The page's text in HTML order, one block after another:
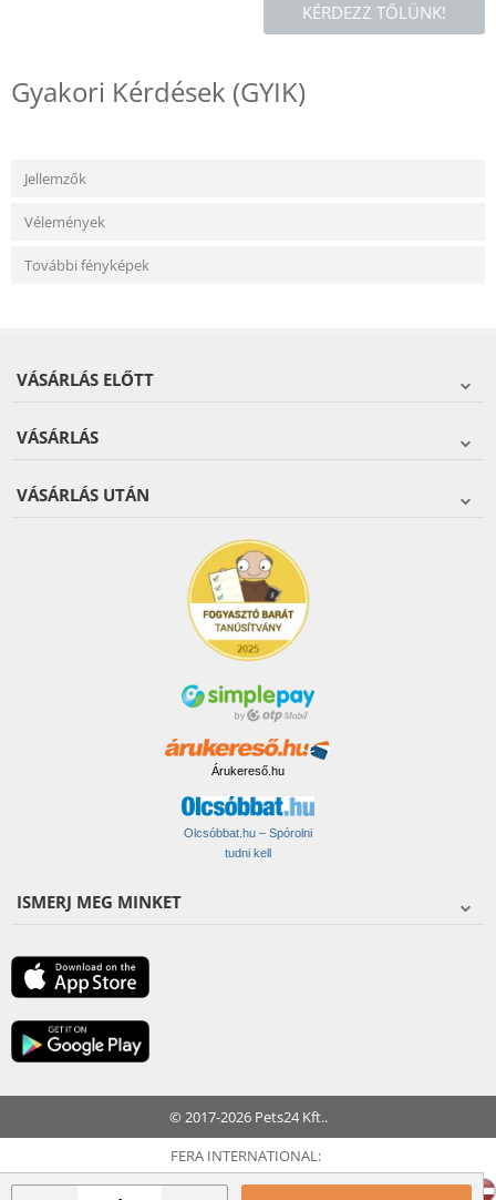
KÉRDEZZ TŐLÜNK!
Gyakori Kérdések (GYIK)
Jellemzők
Vélemények
További fényképek
VÁSÁRLÁS ELŐTT
VÁSÁRLÁS
VÁSÁRLÁS UTÁN
Árukereső.hu
Olcsóbbat.hu – Spórolni
tudni kell
ISMERJ MEG MINKET
© 2017-2026 Pets24 Kft..
FERA INTERNATIONAL: